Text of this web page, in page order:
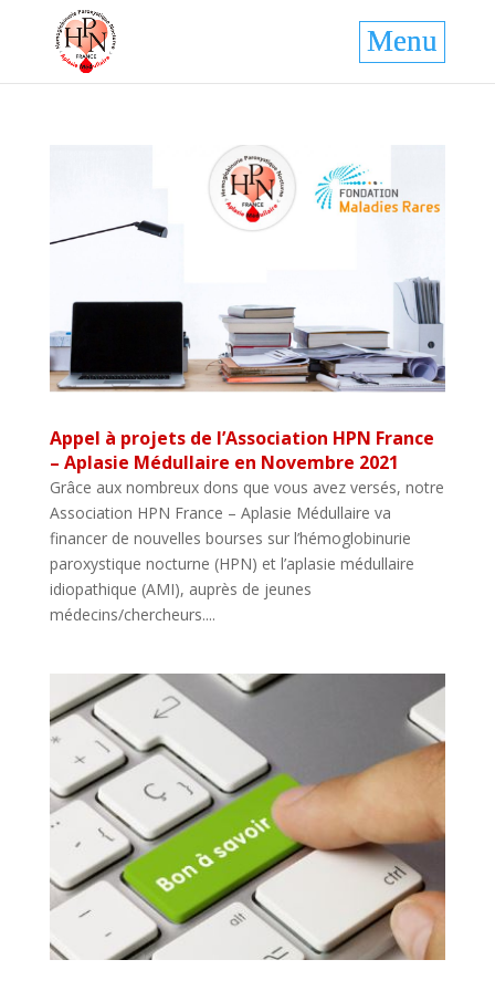
Appel à projets de l’Association HPN France
– Aplasie Médullaire en Novembre 2021
Grâce aux nombreux dons que vous avez versés, notre
Association HPN France – Aplasie Médullaire va
financer de nouvelles bourses sur l’hémoglobinurie
paroxystique nocturne (HPN) et l’aplasie médullaire
idiopathique (AMI), auprès de jeunes
médecins/chercheurs....